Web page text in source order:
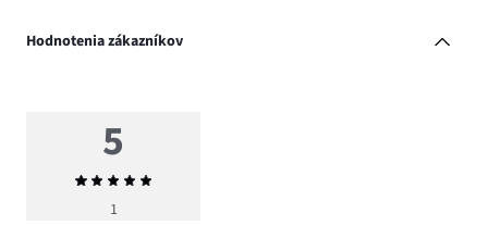
Hodnotenia zákazníkov
5
Priemerné
hodnotenie
1